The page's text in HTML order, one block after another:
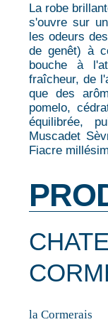
La robe
s'ouvre sur
les odeurs
de genêt) à
bouche à
fraîcheur, de
que des
pomelo,
équilibrée,
Muscadet
Fiacre
la Cormerais